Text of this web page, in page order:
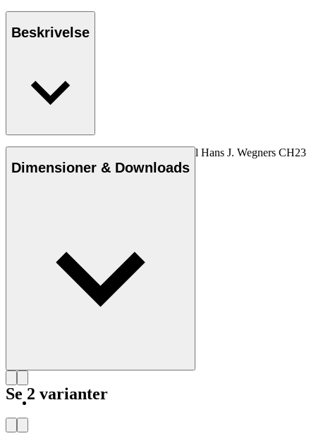
Beskrivelse
Den originale Carl Hansen & Søn hynde til Hans J. Wegners CH23
stol fra 1950 fås i læder i forskellige farver.
Dimensioner & Downloads
Se 2 varianter